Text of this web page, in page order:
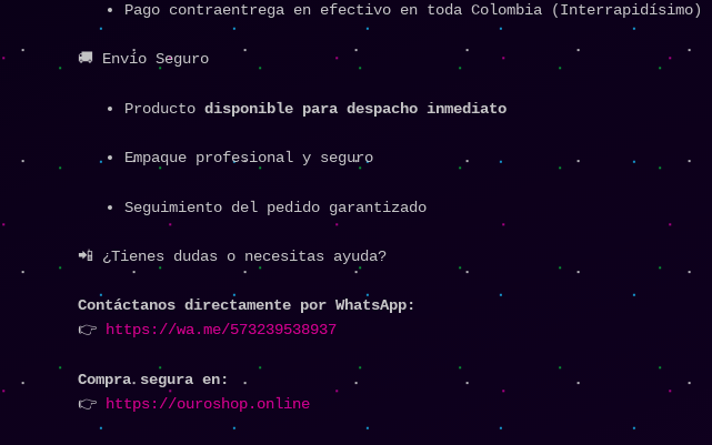
Pago contraentrega en efectivo en toda Colombia (Interrapidísimo)
🚚 Envío Seguro
Producto disponible para despacho inmediato
Empaque profesional y seguro
Seguimiento del pedido garantizado
📲 ¿Tienes dudas o necesitas ayuda?
Contáctanos directamente por WhatsApp:
👉 https://wa.me/573239538937
Compra segura en:
👉
https://ouroshop.online